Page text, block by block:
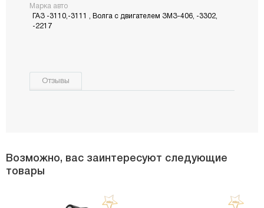
Марка авто
ГАЗ -3110,-3111 , Волга с двигателем ЗМЗ-406, -3302,
-2217
Отзывы
Возможно, вас заинтересуют следующие
товары